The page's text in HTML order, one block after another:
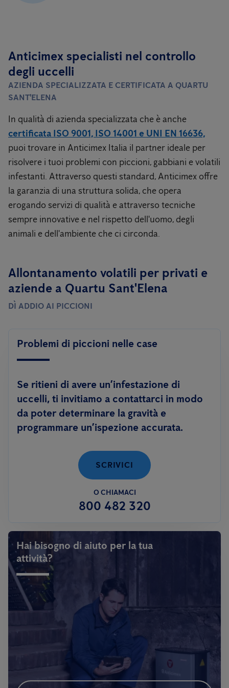
Anticimex specialisti nel controllo
degli uccelli
AZIENDA SPECIALIZZATA E CERTIFICATA A QUARTU
SANT'ELENA
In qualità di azienda specializzata che è anche
certificata ISO 9001, ISO 14001 e UNI EN 16636,
puoi trovare in Anticimex Italia il partner ideale per
risolvere i tuoi problemi con piccioni, gabbiani e volatili
infestanti. Attraverso questi standard, Anticimex offre
la garanzia di una struttura solida, che opera
erogando servizi di qualità e attraverso tecniche
sempre innovative e nel rispetto dell'uomo, degli
animali e dell'ambiente che ci circonda.
Allontanamento volatili per privati ​​e
aziende a Quartu Sant'Elena
DÌ ADDIO AI PICCIONI
Problemi di piccioni nelle case
Se ritieni di avere un’infestazione di
uccelli, ti invitiamo a contattarci in modo
da poter determinare la gravità e
programmare un’ispezione accurata.
SCRIVICI
O CHIAMACI
800 482 320
Hai bisogno di aiuto per la tua
attività?